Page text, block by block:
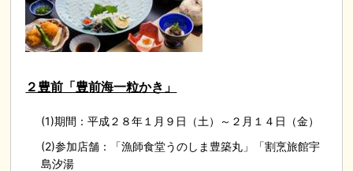
２豊前「豊前海一粒かき」
(1)期間：平成２８年１月９日（土）～２月１４日（金）
(2)参加店舗：「漁師食堂うのしま豊築丸」「割烹旅館宇
島汐湯